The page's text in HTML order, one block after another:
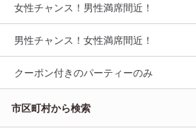
女性チャンス！男性満席間近！
男性チャンス！女性満席間近！
クーポン付きのパーティーのみ
市区町村から検索